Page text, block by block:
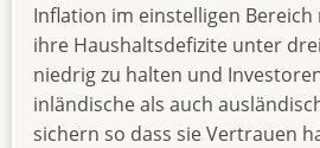
Inflation im einstelligen Bereich
ihre Haushaltsdefizite unter
niedrig zu halten und
inländische als auch
sichern so dass sie Vertrauen